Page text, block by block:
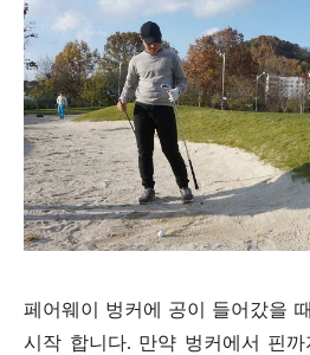
페어웨이 벙커에 공이 들어갔을
시작 합니다. 만약 벙커에서 핀